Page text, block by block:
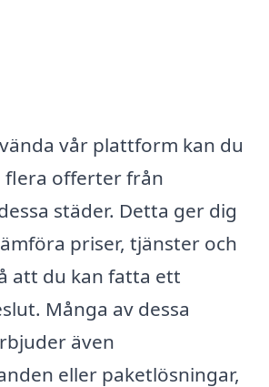
vår plattform kan du
flera offerter från
städer. Detta ger dig
priser, tjänster och
att du kan fatta ett
Många av dessa
även
eller paketlösningar,